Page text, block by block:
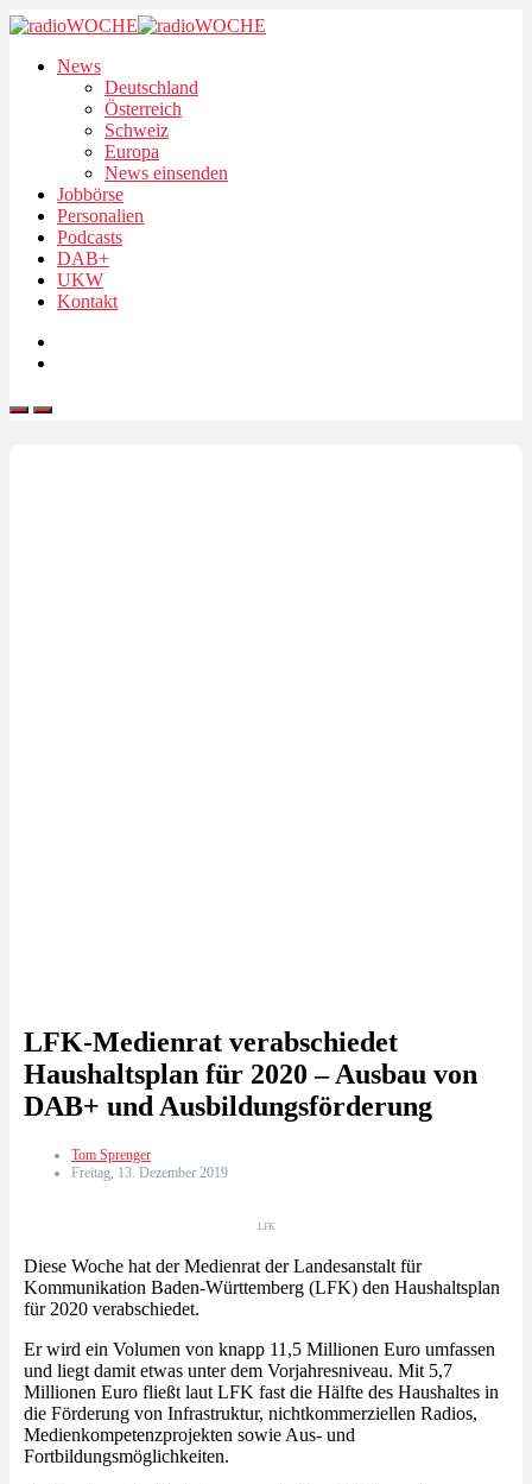
News
Deutschland
Österreich
Schweiz
Europa
News einsenden
Jobbörse
Personalien
Podcasts
DAB+
UKW
Kontakt
LFK-Medienrat verabschiedet
Haushaltsplan für 2020 – Ausbau von
DAB+ und Ausbildungsförderung
Tom Sprenger
Freitag, 13. Dezember 2019
LFK
Diese Woche hat der Medienrat der Landesanstalt für
Kommunikation Baden-Württemberg (LFK) den Haushaltsplan
für 2020 verabschiedet.
Er wird ein Volumen von knapp 11,5 Millionen Euro umfassen
und liegt damit etwas unter dem Vorjahresniveau. Mit 5,7
Millionen Euro fließt laut LFK fast die Hälfte des Haushaltes in
die Förderung von Infrastruktur, nichtkommerziellen Radios,
Medienkompetenzprojekten sowie Aus- und
Fortbildungsmöglichkeiten.